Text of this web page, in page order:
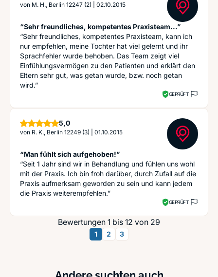
von M. H., Berlin 12247 (2) 02.10.2015
“Sehr freundliches, kompetentes Praxisteam...”
“Sehr freundliches, kompetentes Praxisteam, kann ich
nur empfehlen, meine Tochter hat viel gelernt und ihr
Sprachfehler wurde behoben. Das Team zeigt viel
Einfühlungsvermögen zu den Patienten und erklärt den
Eltern sehr gut, was getan wurde, bzw. noch getan
wird.”
GEPRÜFT
5,0Sterne
von R. K., Berlin 12249 (3) 01.10.2015
“Man fühlt sich aufgehoben!”
“Seit 1 Jahr sind wir in Behandlung und fühlen uns wohl
mit der Praxis. Ich bin froh darüber, durch Zufall auf die
Praxis aufmerksam geworden zu sein und kann jedem
die Praxis weiterempfehlen.”
GEPRÜFT
Bewertungen 1 bis 12 von 29
1 2 3